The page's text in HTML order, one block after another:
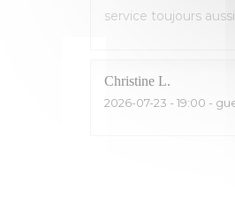
service toujours
Christine L
2026-07-23 - 19:00 -